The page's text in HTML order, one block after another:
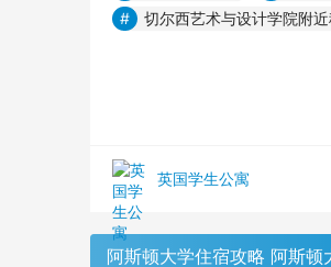
切尔西艺术与设计学院附
英国学生公寓
阿斯顿大学住宿攻略 阿斯